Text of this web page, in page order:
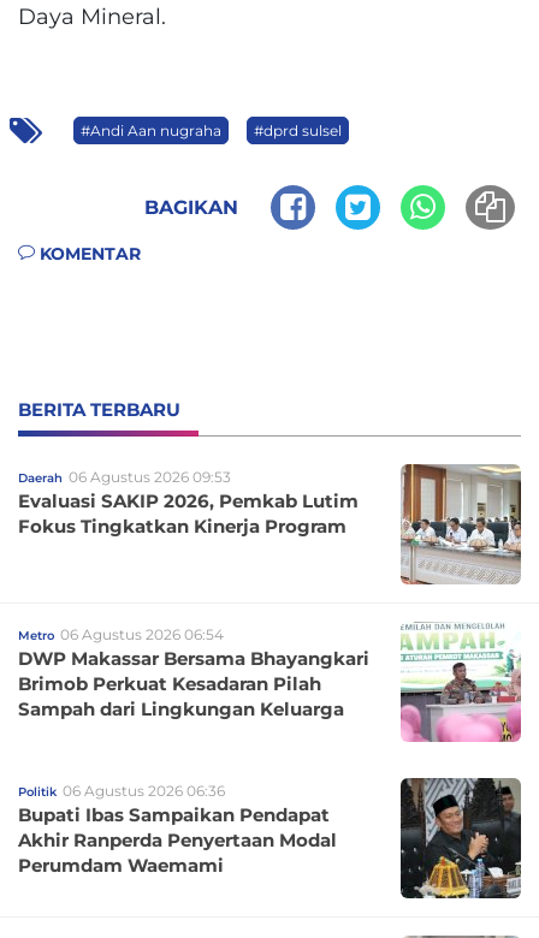
Daya Mineral.
#Andi Aan nugraha #dprd sulsel
BAGIKAN
KOMENTAR
BERITA TERBARU
Daerah 06 Agustus 2026 09:53
Evaluasi SAKIP 2026, Pemkab Lutim
Fokus Tingkatkan Kinerja Program
Metro 06 Agustus 2026 06:54
DWP Makassar Bersama Bhayangkari
Brimob Perkuat Kesadaran Pilah
Sampah dari Lingkungan Keluarga
Politik 06 Agustus 2026 06:36
Bupati Ibas Sampaikan Pendapat
Akhir Ranperda Penyertaan Modal
Perumdam Waemami